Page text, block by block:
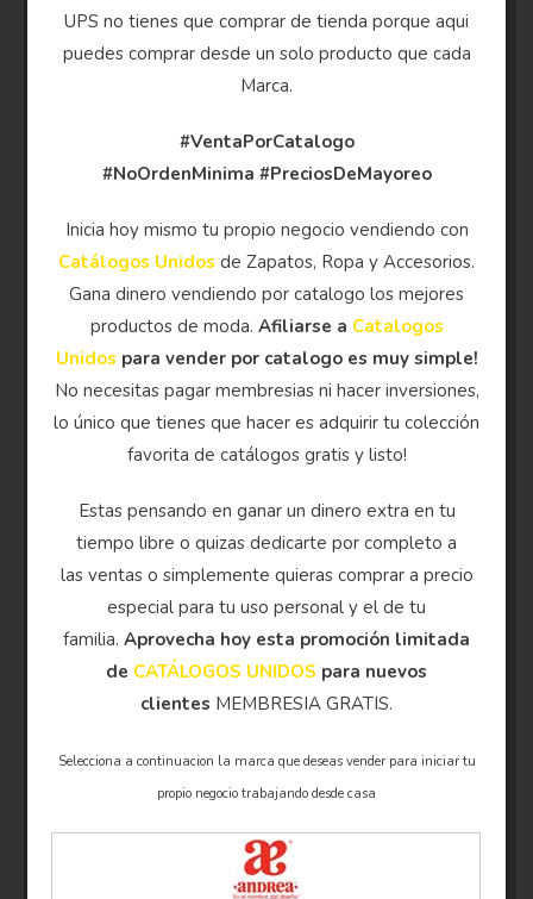
UPS no tienes que comprar de tienda porque aqui
puedes comprar desde un solo producto que cada
Marca.
#VentaPorCatalogo
#NoOrdenMinima #PreciosDeMayoreo
Inicia hoy mismo tu propio negocio vendiendo con
Catálogos Unidos de Zapatos, Ropa y Accesorios.
Gana dinero vendiendo por catalogo los mejores
productos de moda. Afiliarse a Catalogos
Unidos para vender por catalogo es muy simple!
No necesitas pagar membresias ni hacer inversiones,
lo único que tienes que hacer es adquirir tu colección
favorita de catálogos gratis y listo!
Estas pensando en ganar un dinero extra en tu
tiempo libre o quizas dedicarte por completo a
las ventas o simplemente quieras comprar a precio
especial para tu uso personal y el de tu
familia.Aprovecha hoy esta promoción limitada
de CATÁLOGOS UNIDOS para nuevos
clientes MEMBRESIA GRATIS.
Selecciona a continuacion la marca que deseas vender para iniciar tu
propio negocio trabajando desde casa